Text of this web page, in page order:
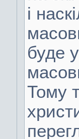
і
буде
Тому